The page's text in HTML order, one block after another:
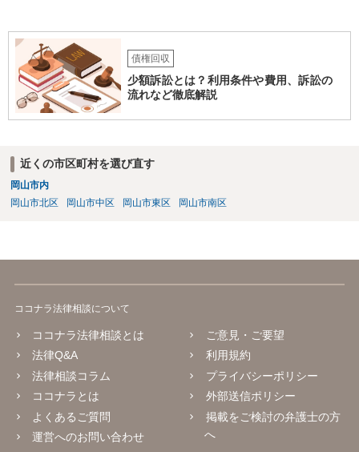
まず本名や住所の特定を進めてください。 相手が購入した高額商品
（Switch2等）の事実も踏まえ、応じない場合は法的措置を辞さない姿
勢で交渉に臨むのが現実的かと思います。
債権回収
少額訴訟とは？利用条件や費用、訴訟の
流れなど徹底解説
近くの市区町村を選び直す
岡山市内
岡山市北区
岡山市中区 岡山市東区 岡山市南区
ココナラ法律相談について
ココナラ法律相談とは
法律Q&A
法律相談コラム
ココナラとは
よくあるご質問
運営へのお問い合わせ
ご意見・ご要望
利用規約
プライバシーポリシー
外部送信ポリシー
掲載をご検討の弁護士の方
へ